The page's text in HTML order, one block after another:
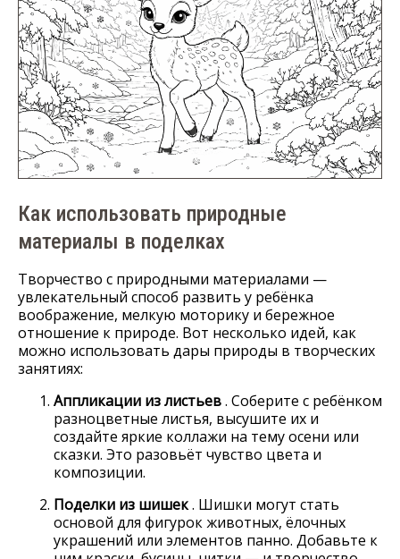
Как использовать природные
материалы в поделках
Творчество с природными материалами —
увлекательный способ развить у ребёнка
воображение, мелкую моторику и бережное
отношение к природе. Вот несколько идей, как
можно использовать дары природы в творческих
занятиях:
Аппликации из листьев. Соберите с ребёнком
разноцветные листья, высушите их и
создайте яркие коллажи на тему осени или
сказки. Это разовьёт чувство цвета и
композиции.
Поделки из шишек. Шишки могут стать
основой для фигурок животных, ёлочных
украшений или элементов панно. Добавьте к